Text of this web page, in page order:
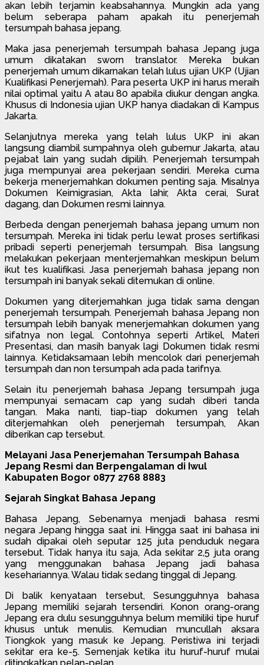
akan lebih terjamin keabsahannya. Mungkin ada yang
belum seberapa paham apakah itu penerjemah
tersumpah bahasa jepang.
Maka jasa penerjemah tersumpah bahasa Jepang juga
umum dikatakan sworn translator. Mereka bukan
penerjemah umum dikarnakan telah lulus ujian UKP (Ujian
Kualifikasi Penerjemah). Para peserta UKP ini harus meraih
nilai optimal yaitu A atau 80 apabila diukur dengan angka.
Khusus di Indonesia ujian UKP hanya diadakan di Kampus
Jakarta.
Selanjutnya mereka yang telah lulus UKP ini akan
langsung diambil sumpahnya oleh gubernur Jakarta, atau
pejabat lain yang sudah dipilih. Penerjemah tersumpah
juga mempunyai area pekerjaan sendiri. Mereka cuma
bekerja menerjemahkan dokumen penting saja. Misalnya
Dokumen Keimigrasian, Akta lahir, Akta cerai, Surat
dagang, dan Dokumen resmi lainnya.
Berbeda dengan penerjemah bahasa jepang umum non
tersumpah. Mereka ini tidak perlu lewat proses sertifikasi
pribadi seperti penerjemah tersumpah. Bisa langsung
melakukan pekerjaan menterjemahkan meskipun belum
ikut tes kualifikasi. Jasa penerjemah bahasa jepang non
tersumpah ini banyak sekali ditemukan di online.
Dokumen yang diterjemahkan juga tidak sama dengan
penerjemah tersumpah. Penerjemah bahasa Jepang non
tersumpah lebih banyak menerjemahkan dokumen yang
sifatnya non legal. Contohnya seperti Artikel, Materi
Presentasi, dan masih banyak lagi Dokumen tidak resmi
lainnya. Ketidaksamaan lebih mencolok dari penerjemah
tersumpah dan non tersumpah ada pada tarifnya.
Selain itu penerjemah bahasa Jepang tersumpah juga
mempunyai semacam cap yang sudah diberi tanda
tangan. Maka nanti, tiap-tiap dokumen yang telah
diterjemahkan oleh penerjemah tersumpah, Akan
diberikan cap tersebut.
Melayani Jasa Penerjemahan Tersumpah Bahasa
Jepang Resmi dan Berpengalaman di Iwul
Kabupaten Bogor 0877 2768 8883
Sejarah Singkat Bahasa Jepang
Bahasa Jepang, Sebenarnya menjadi bahasa resmi
negara Jepang hingga saat ini. Hingga saat ini bahasa ini
sudah dipakai oleh seputar 125 juta penduduk negara
tersebut. Tidak hanya itu saja, Ada sekitar 2,5 juta orang
yang menggunakan bahasa Jepang jadi bahasa
kesehariannya. Walau tidak sedang tinggal di Jepang.
Di balik kenyataan tersebut, Sesungguhnya bahasa
Jepang memiliki sejarah tersendiri. Konon orang-orang
Jepang era dulu sesungguhnya belum memiliki tipe huruf
khusus untuk menulis. Kemudian muncullah aksara
Tiongkok yang masuk ke Jepang. Peristiwa ini terjadi
sekitar era ke-5. Semenjak ketika itu huruf-huruf mulai